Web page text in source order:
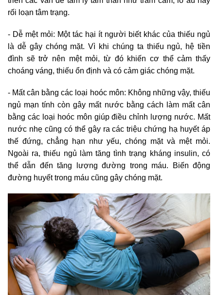
rối loạn tâm trạng.
- Dễ mệt mỏi: Một tác hại ít người biết khác của thiếu ngủ
là dễ gây chóng mặt. Vì khi chúng ta thiếu ngủ, hệ tiền
đình sẽ trở nên mệt mỏi, từ đó khiến cơ thể cảm thấy
choáng váng, thiếu ổn định và có cảm giác chóng mặt.
- Mất cân bằng các loại hoóc môn: Không những vậy, thiếu
ngủ mạn tính còn gây mất nước bằng cách làm mất cân
bằng các loại hoóc môn giúp điều chỉnh lượng nước. Mất
nước nhẹ cũng có thể gây ra các triệu chứng hạ huyết áp
thế đứng, chẳng hạn như yếu, chóng mặt và mệt mỏi.
Ngoài ra, thiếu ngủ làm tăng tình trạng kháng insulin, có
thể dẫn đến tăng lượng đường trong máu. Biến động
đường huyết trong máu cũng gây chóng mặt.